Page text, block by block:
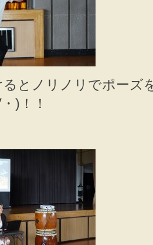
るとノリノリでポーズ
)！！